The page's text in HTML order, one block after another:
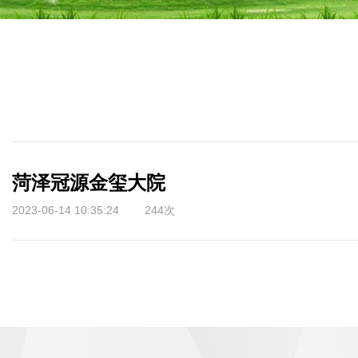
菏泽冠源金玺大院
2023-06-14 10:35:24 244次